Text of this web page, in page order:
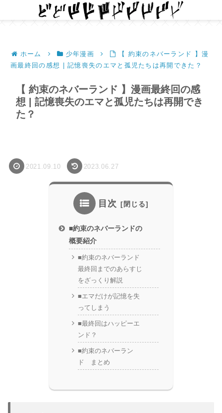
ホーム 少年漫画
【 約束のネバーランド 】漫
画最終回の感想 | 記憶喪失のエマと孤児たちは再開できた？
【 約束のネバーランド 】漫画最終回の感
想 | 記憶喪失のエマと孤児たちは再開でき
た？
2021.09.10 2023.06.27
目次
■約束のネバーランドの
概要紹介
■約束のネバーランド
最終回までのあらすじ
をざっくり解説
■エマだけが記憶を失
ってしまう
■最終回はハッピーエ
ンド？
■約束のネバーラン
ド まとめ